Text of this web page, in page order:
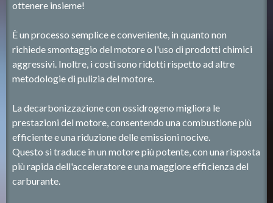
ottenere insieme!
È un processo semplice e conveniente, in quanto non
richiede smontaggio del motore o l'uso di prodotti chimici
aggressivi. Inoltre, i costi sono ridotti rispetto ad altre
metodologie di pulizia del motore.
La decarbonizzazione con ossidrogeno migliora le
prestazioni del motore, consentendo una combustione più
efficiente e una riduzione delle emissioni nocive.
Questo si traduce in un motore più potente, con una risposta
più rapida dell'acceleratore e una maggiore efficienza del
carburante.